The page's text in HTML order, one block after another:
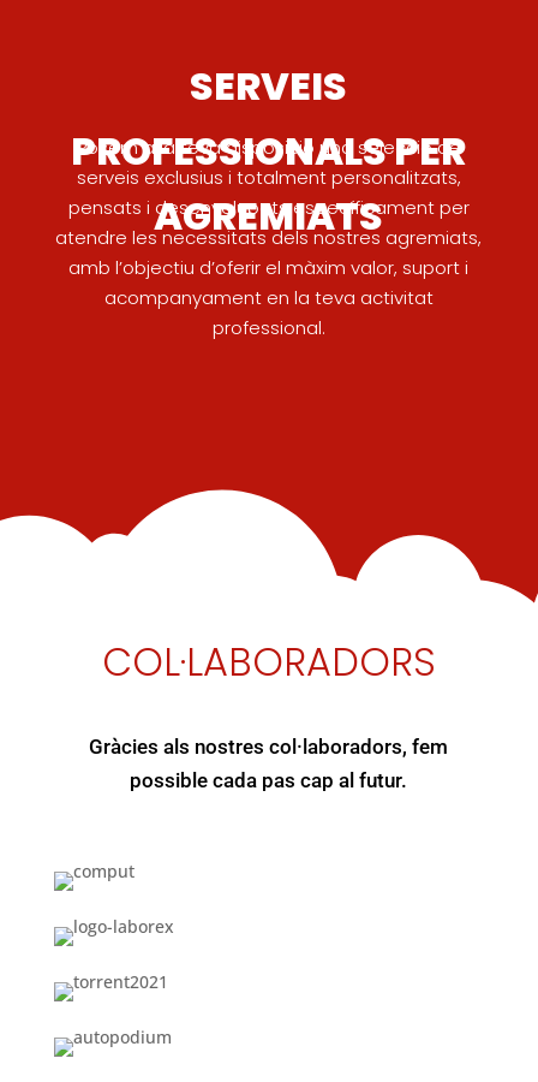
SERVEIS
PROFESSIONALS PER
AGREMIATS
Posem a la teva disposició una selecció de
serveis exclusius i totalment personalitzats,
pensats i desenvolupats específicament per
atendre les necessitats dels nostres agremiats,
amb l’objectiu d’oferir el màxim valor, suport i
acompanyament en la teva activitat
professional.
COL·LABORADORS
Gràcies als nostres col·laboradors, fem
possible cada pas cap al futur.